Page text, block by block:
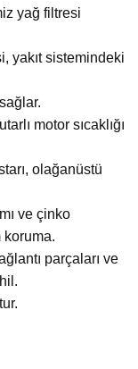
yağ filtresi
yakıt sistemindeki
motor sıcaklığı
olağanüstü
ve çinko
koruma.
parçaları ve